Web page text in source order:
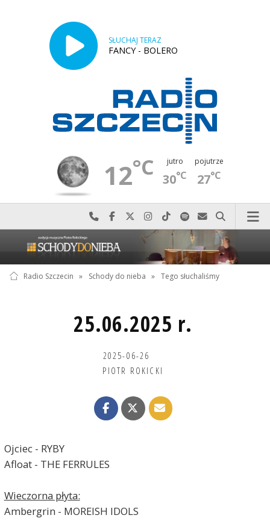
SŁUCHAJ TERAZ
FANCY - BOLERO
12°C jutro
30°C
pojutrze
27°C
Najlepiej po prostu do nas zadzwoń
Odwiedź nas na Facebook-u
Odwiedź nas na X
Odwiedź nas na Instagram-ie
Odwiedź nas na TikTok-u
Szukaj nas na Spotify
Wyślij do nas
Szukaj
Radio Szczecin » Schody do nieba » Tego słuchaliśmy
25.06.2025 r.
2025-06-26
PIOTR ROKICKI
Ojciec - RYBY
Afloat - THE FERRULES
Wieczorna płyta:
Ambergrin - MOREISH IDOLS